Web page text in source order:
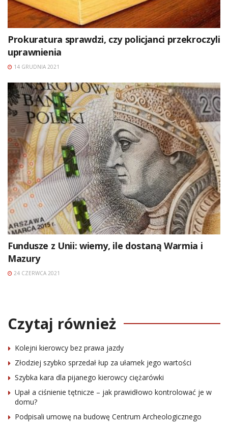
Prokuratura sprawdzi, czy policjanci przekroczyli
uprawnienia
14 GRUDNIA 2021
Fundusze z Unii: wiemy, ile dostaną Warmia i
Mazury
24 CZERWCA 2021
Czytaj również
Kolejni kierowcy bez prawa jazdy
Złodziej szybko sprzedał łup za ułamek jego wartości
Szybka kara dla pijanego kierowcy ciężarówki
Upał a ciśnienie tętnicze – jak prawidłowo kontrolować je w
domu?
Podpisali umowę na budowę Centrum Archeologicznego